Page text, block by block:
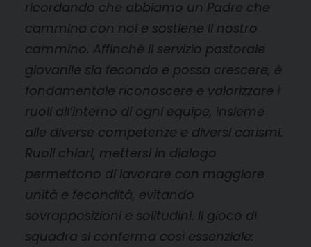
ricordando che abbiamo un Padre che
cammina con noi e sostiene il nostro
cammino. Affinché il servizio pastorale
giovanile sia fecondo e possa crescere, è
fondamentale riconoscere e valorizzare i
ruoli all’interno di ogni equipe, insieme
alle diverse competenze e diversi carismi.
Ruoli chiari, mettersi in dialogo
permettono di lavorare con maggiore
unità e fecondità, evitando
sovrapposizioni e solitudini. Il gioco di
squadra si conferma così essenziale: